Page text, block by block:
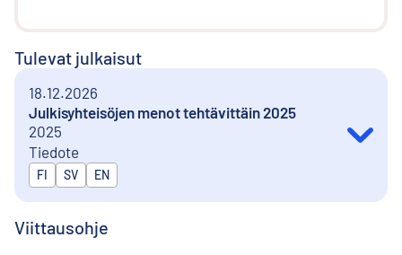
Tulevat julkaisut
18.12.2026
Julkisyhteisöjen menot tehtävittäin 2025
2025
Tiedote
Julkaistaan kielillä
FI SV EN
Viittausohje